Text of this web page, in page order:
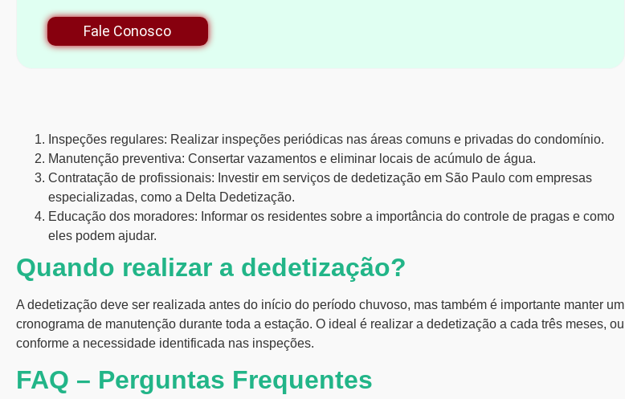
Fale Conosco
Inspeções regulares: Realizar inspeções periódicas nas áreas comuns e privadas do condomínio.
Manutenção preventiva: Consertar vazamentos e eliminar locais de acúmulo de água.
Contratação de profissionais: Investir em serviços de dedetização em São Paulo com empresas
especializadas, como a Delta Dedetização.
Educação dos moradores: Informar os residentes sobre a importância do controle de pragas e como
eles podem ajudar.
Quando realizar a dedetização?
A dedetização deve ser realizada antes do início do período chuvoso, mas também é importante manter um
cronograma de manutenção durante toda a estação. O ideal é realizar a dedetização a cada três meses, ou
conforme a necessidade identificada nas inspeções.
FAQ – Perguntas Frequentes